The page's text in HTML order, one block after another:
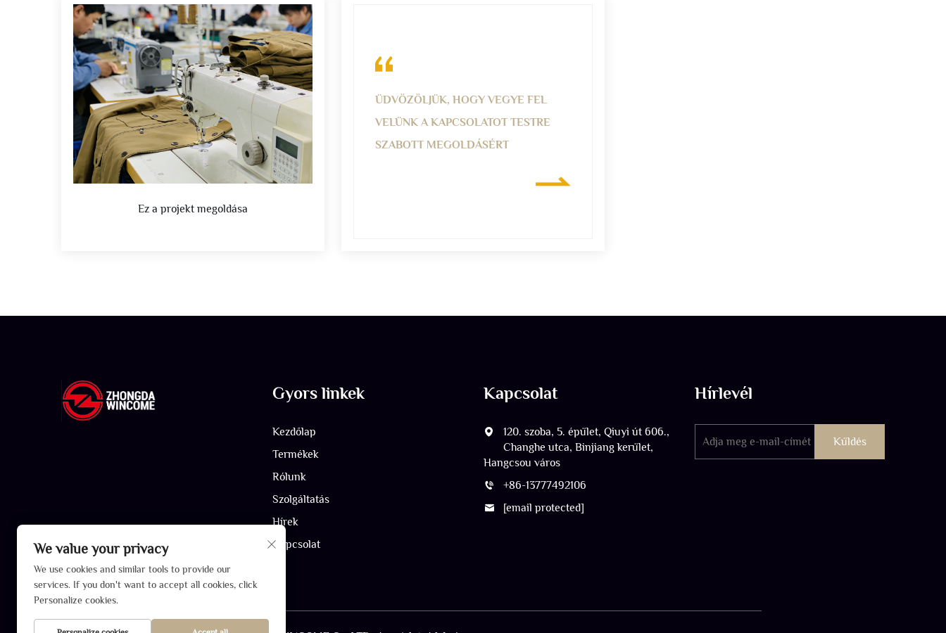
Ez a projekt megoldása
ÜDVÖZÖLJÜK, HOGY VEGYE FEL
VELÜNK A KAPCSOLATOT TESTRE
SZABOTT MEGOLDÁSÉRT
Gyors linkek
Kezdőlap
Termékek
Rólunk
Szolgáltatás
Hírek
Kapcsolat
Kapcsolat
120. szoba, 5. épület, Qiuyi út 606.,
Changhe utca, Binjiang kerület,
Hangcsou város
+86-13777492106
[email protected]
Hírlevél
Küldés
We value your privacy
We use cookies and similar tools to provide our
services. If you don't want to accept all cookies, click
Personalize cookies.